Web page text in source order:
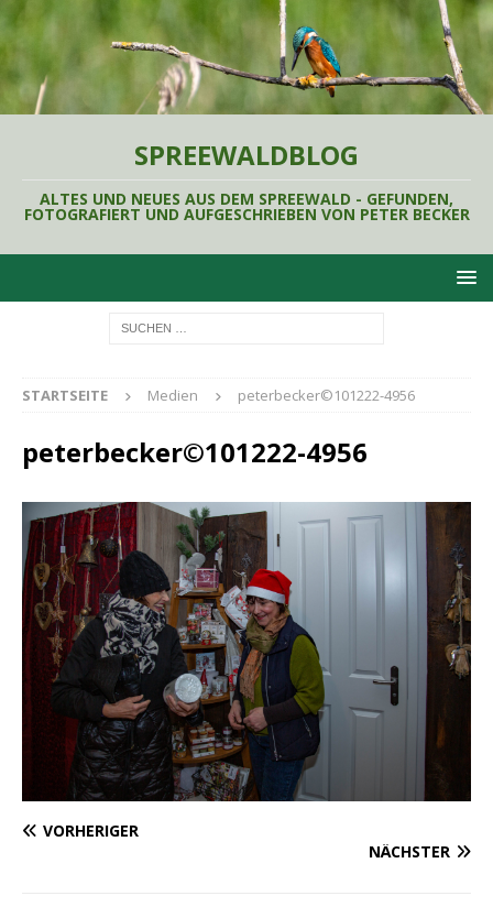
SPREEWALDBLOG
ALTES UND NEUES AUS DEM SPREEWALD - GEFUNDEN,
FOTOGRAFIERT UND AUFGESCHRIEBEN VON PETER BECKER
STARTSEITE Medien peterbecker©101222-4956
peterbecker©101222-4956
VORHERIGER
NÄCHSTER